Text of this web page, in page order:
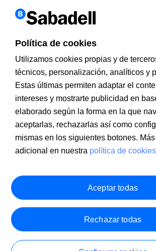
Información a clientesPSD2
MIFIDDocumentación PRIIPS
Aviso legal
Seguridad
Política de cookies
Utilizamos cookies propias y de
técnicos, personalización, analíticos y
Estas últimas permiten adaptar el
intereses y mostrarte publicidad en
elaborado según la forma en la que
aceptarlas, rechazarlas así como
mismas en los siguientes botones.
adicional en nuestra política de
Rechazar todas
Aceptar todas